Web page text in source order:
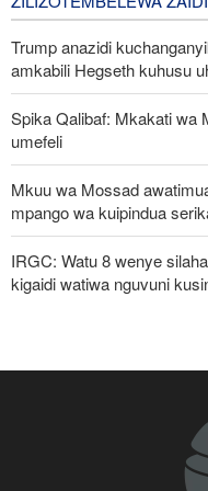
Trump anazidi
amkabili Hegseth kuhusu
Spika Qalibaf: Mkakati wa
umefeli
Mkuu wa Mossad
mpango wa kuipindua
IRGC: Watu 8 wenye
kigaidi watiwa nguvuni
inayoheshimika; maadui
Mashambulizi mapya ya